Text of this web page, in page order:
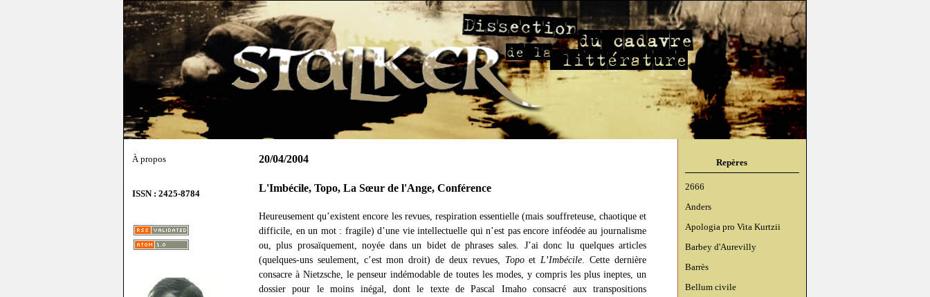
À propos
ISSN : 2425-8784
Repères
2666
Anders
Apologia pro Vita Kurtzii
Barbey d'Aurevilly
Barrès
Bellum civile
20/04/2004
L'Imbécile, Topo, La Sœur de l'Ange, Conférence
Heureusement qu’existent encore les revues, respiration essentielle (mais souffreteuse, chaotique et
difficile, en un mot : fragile) d’une vie intellectuelle qui n’est pas encore inféodée au journalisme
ou, plus prosaïquement, noyée dans un bidet de phrases sales. J’ai donc lu quelques articles
(quelques-uns seulement, c’est mon droit) de deux revues, Topoet L’Imbécile . Cette dernière
consacre à Nietzsche, le penseur indémodable de toutes les modes, y compris les plus ineptes, un
dossier pour le moins inégal, dont le texte de Pascal Imaho consacré aux transpositions